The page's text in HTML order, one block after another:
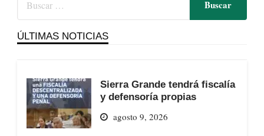
ÚLTIMAS NOTICIAS
Sierra Grande tendrá fiscalía
y defensoría propias
agosto 9, 2026